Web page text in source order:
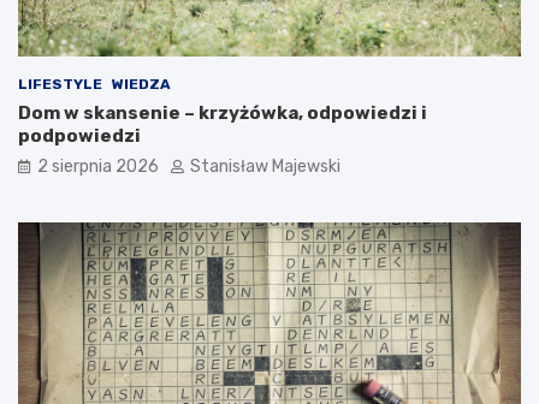
LIFESTYLE WIEDZA
Dom w skansenie – krzyżówka, odpowiedzi i
podpowiedzi
2 sierpnia 2026 Stanisław Majewski